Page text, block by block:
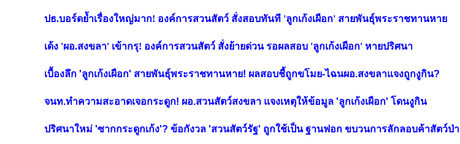
ปธ.บอร์ดย้ำเรื่องใหญ่มาก! องค์การสวนสัตว์ สั่งสอบทันที 'ลูกเก้งเผือก' สายพันธุ์พระราชทานหาย
เด้ง 'ผอ.สงขลา' เข้ากรุ! องค์การสวนสัตว์ สั่งย้ายด่วน รอผลสอบ 'ลูกเก้งเผือก' หายปริศนา
เบื้องลึก 'ลูกเก้งเผือก' สายพันธุ์พระราชทานหาย! ผลสอบชี้ถูกขโมย-ไฉนผอ.สงขลาแจงถูกงูกิน?
จนท.ทำความสะอาดเจอกระดูก! ผอ.สวนสัตว์สงขลา แจงเหตุให้ข้อมูล 'ลูกเก้งเผือก' โดนงูกิน
ปริศนาใหม่ 'ซากกระดูกเก้ง'? ข้อกังวล 'สวนสัตว์รัฐ' ถูกใช้เป็น ฐานฟอก ขบวนการลักลอบค้าสัตว์ป่า